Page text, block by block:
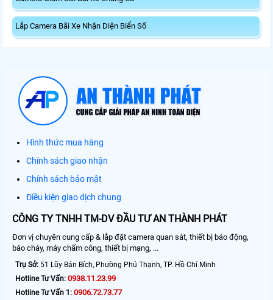
Lắp Camera Bãi Xe Nhận Diện Biển Số
Hình thức mua hàng
Chính sách giao nhận
Chính sách bảo mật
Điều kiện giao dịch chung
CÔNG TY TNHH TM-DV ĐẦU TƯ AN THÀNH PHÁT
Đơn vị chuyên cung cấp & lắp đặt camera quan sát, thiết bị báo động,
báo cháy, máy chấm công, thiết bị mạng, ...
Trụ Sở: 51 Lũy Bán Bích, Phường Phú Thạnh, TP. Hồ Chí Minh
Hotline Tư Vấn: 0938.11.23.99
Hotline Tư Vấn 1: 0906.72.73.77